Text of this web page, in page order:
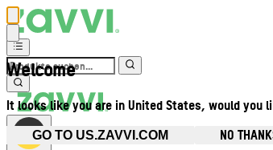
Welcome
It looks like you are in United States, would you
GO TO US.ZAVVI.COM NO